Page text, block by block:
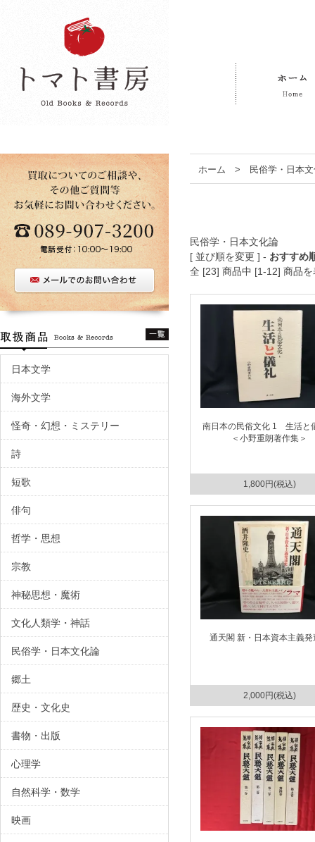
ホーム > 民俗学・日本
民俗学・日本文化論
[ 並び順を変更 ] - おすすめ
全 [23] 商品中 [1-12] 商品
南日本の民俗文化 1 生活
＜小野重朗著作集＞
1,800円(税込)
通天閣 新・日本資本主義発
2,000円(税込)
日本文学
海外文学
怪奇・幻想・ミステリー
詩
短歌
俳句
哲学・思想
宗教
神秘思想・魔術
文化人類学・神話
民俗学・日本文化論
郷土
歴史・文化史
書物・出版
心理学
自然科学・数学
映画